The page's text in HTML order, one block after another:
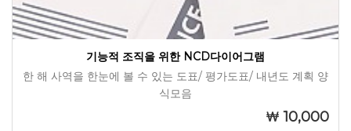
기능적 조직을 위한 NCD다이어그램
한 해 사역을 한눈에 볼 수 있는 도표/ 평가도표/ 내년도 계획 양
식모음
10,000